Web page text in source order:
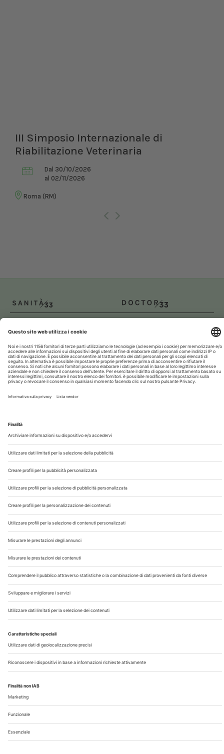
III Simposio Internazionale di
Riabilitazione Veterinaria
Dal 30/10/2026
al 02/11/2026
Roma (RM)
Contatti
Note Legali
Privacy
©2026 Edra S.p.a | www.edraspa.it | P.iva 08056040960
| Tel. 02/881841 | Sede legale: Viale Enrico Forlanini 21 -
20134 Milano (Italy)
Registrazione Tribunale di Milano n° 5578/2022 del
5/05/2022